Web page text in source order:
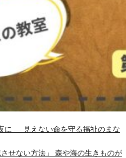
に ― 見えない命を守る福祉のまな
せない方法」 森や海の生きものが